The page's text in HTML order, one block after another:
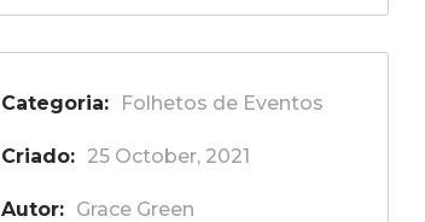
Categoria: Folhetos de Eventos
Criado: 25 October, 2021
Autor: Grace Green